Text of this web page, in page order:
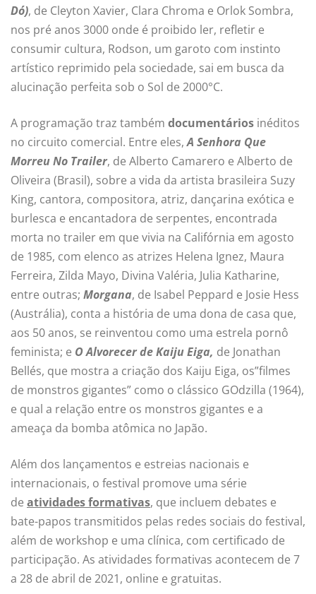
Dó), de Cleyton Xavier, Clara Chroma e Orlok Sombra,
nos pré anos 3000 onde é proibido ler, refletir e
consumir cultura, Rodson, um garoto com instinto
artístico reprimido pela sociedade, sai em busca da
alucinação perfeita sob o Sol de 2000°C.
A programação traz também documentários inéditos
no circuito comercial. Entre eles,A Senhora Que
Morreu No Trailer, de Alberto Camarero e Alberto de
Oliveira (Brasil), sobre a vida da artista brasileira Suzy
King, cantora, compositora, atriz, dançarina exótica e
burlesca e encantadora de serpentes, encontrada
morta no trailer em que vivia na Califórnia em agosto
de 1985, com elenco as atrizes Helena Ignez, Maura
Ferreira, Zilda Mayo, Divina Valéria, Julia Katharine,
entre outras; Morgana, de Isabel Peppard e Josie Hess
(Austrália), conta a história de uma dona de casa que,
aos 50 anos, se reinventou como uma estrela pornô
feminista; e O Alvorecer de Kaiju Eiga, de Jonathan
Bellés, que mostra a criação dos Kaiju Eiga, os”filmes
de monstros gigantes” como o clássico GOdzilla (1964),
e qual a relação entre os monstros gigantes e a
ameaça da bomba atômica no Japão.
Além dos lançamentos e estreias nacionais e
internacionais, o festival promove uma série
de atividades formativas, que incluem debates e
bate-papos transmitidos pelas redes sociais do festival,
além de workshop e uma clínica, com certificado de
participação. As atividades formativas acontecem de 7
a 28 de abril de 2021, online e gratuitas.